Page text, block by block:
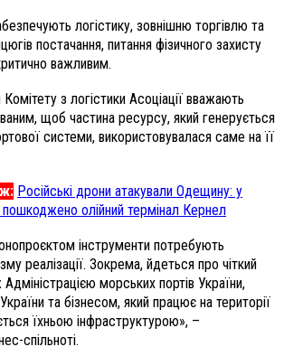
логістику, зовнішню торгівлю та
постачання, питання фізичного захисту
важливим.
з логістики Асоціації вважають
щоб частина ресурсу, який генерується
системи, використовувалася саме на її
Російські дрони атакували Одещину: у
олійний термінал Кернел
інструменти потребують
реалізації. Зокрема, йдеться про чіткий
морських портів України,
та бізнесом, який працює на території
їхньою інфраструктурою», –
спільноті.